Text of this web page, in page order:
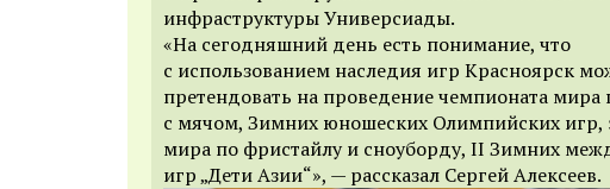
инфраструктуры Универсиады.
«На сегодняшний день есть понимание, что
с использованием наследия игр Красноярск
претендовать на проведение чемпионата мира
с мячом, Зимних юношеских Олимпийских игр,
мира по фристайлу и сноуборду, II Зимних
игр „Дети Азии“», — рассказал Сергей Алексеев.